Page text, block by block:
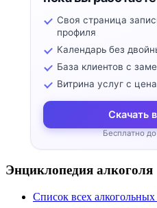
Своя страница
профиля
Календарь без
База клиентов с
Витрина услуг с
Скачать
Бесплатно
Энциклопедия алкоголя
Список всех алкогольных